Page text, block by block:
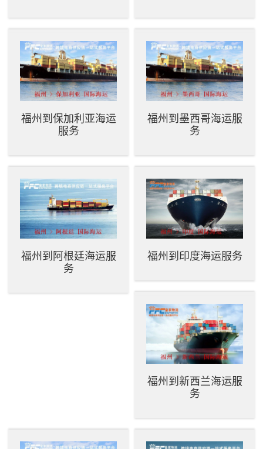
福州到保加利亚海运
服务
福州到墨西哥海运服
务
福州到阿根廷海运服
务
福州到印度海运服务
福州到新西兰海运服
务